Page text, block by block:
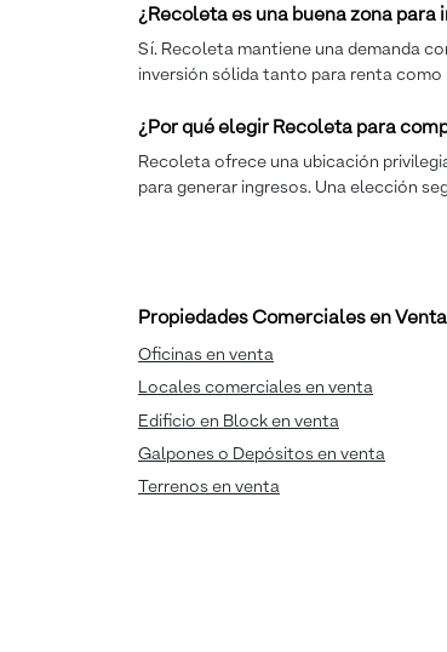
¿Recoleta es una buena zona para
Sí. Recoleta mantiene una demanda
inversión sólida tanto para renta como
¿Por qué elegir Recoleta para
Recoleta ofrece una ubicación
para generar ingresos. Una elección
Propiedades Comerciales en Venta
Oficinas en venta
Locales comerciales en venta
Edificio en Block en venta
Galpones o Depósitos en venta
Terrenos en venta